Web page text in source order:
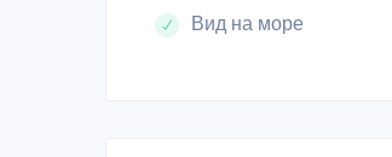
Вид на море